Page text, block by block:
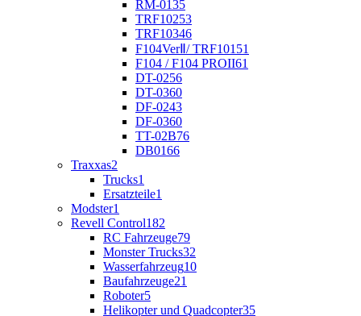
RM-0135
TRF10253
TRF10346
F104VerⅡ/ TRF101 51
F104 / F104 PROII61
DT-0256
DT-0360
DF-0243
DF-0360
TT-02B76
DB0166
Traxxas2
Trucks1
Ersatzteile1
Modster1
Revell Control182
RC Fahrzeuge79
Monster Trucks32
Wasserfahrzeug10
Baufahrzeuge21
Roboter5
Helikopter und Quadcopter35